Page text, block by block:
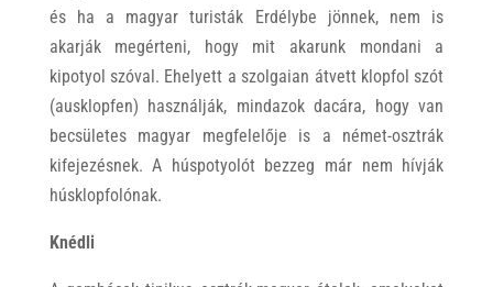
és ha a magyar turisták Erdélybe jönnek, nem is
akarják megérteni, hogy mit akarunk mondani a
kipotyol szóval. Ehelyett a szolgaian átvett klopfol szót
(ausklopfen) használják, mindazok dacára, hogy van
becsületes magyar megfelelője is a német-osztrák
kifejezésnek. A húspotyolót bezzeg már nem hívják
húsklopfolónak.
Knédli